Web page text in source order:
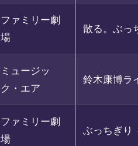
ファミリー劇
場
散る。ぶっ
ミュージッ
ク・エア
鈴木康博ラ
ファミリー劇
場
ぶっちぎり